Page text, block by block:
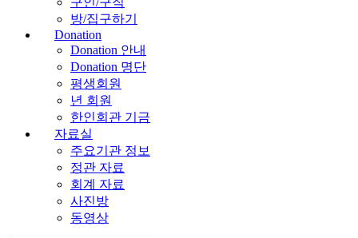
방/집구하기
Donation
Donation 안내
Donation 명단
평생회원
년 회원
한인회관 기금
자료실
주요기관 정보
정관 자료
회계 자료
사진방
동영상